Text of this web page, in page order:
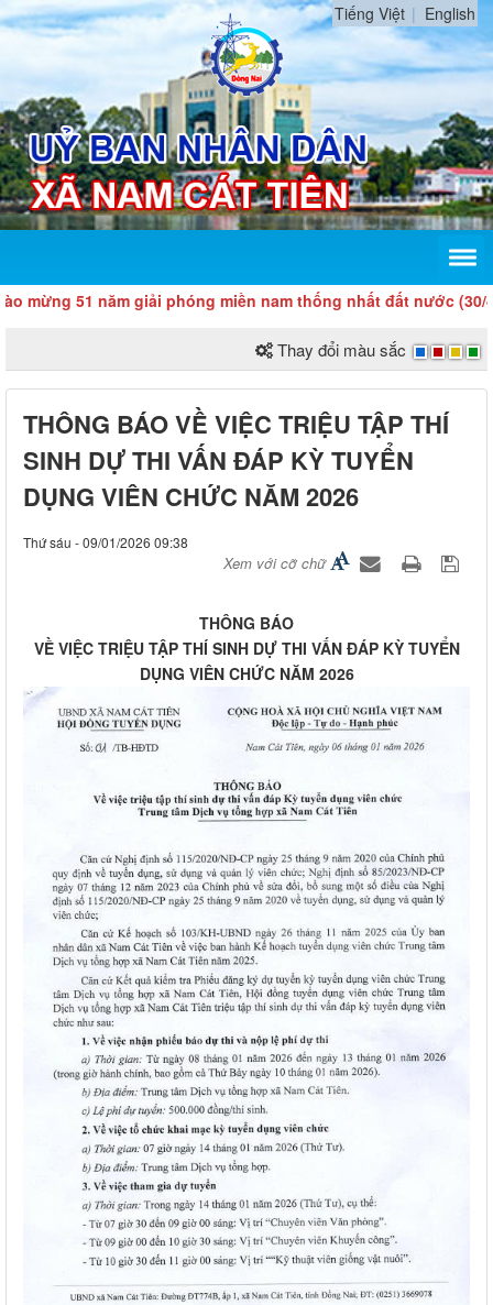
Tiếng Việt English
51 năm giải phóng miền nam thống nhất đất nước (30/4/1975
Thay đổi màu sắc
THÔNG BÁO VỀ VIỆC TRIỆU TẬP THÍ
SINH DỰ THI VẤN ĐÁP KỲ TUYỂN
DỤNG VIÊN CHỨC NĂM 2026
Thứ sáu - 09/01/2026 09:38
Xem với cỡ chữ
THÔNG BÁO
VỀ VIỆC TRIỆU TẬP THÍ SINH DỰ THI VẤN ĐÁP KỲ TUYỂN
DỤNG VIÊN CHỨC NĂM 2026